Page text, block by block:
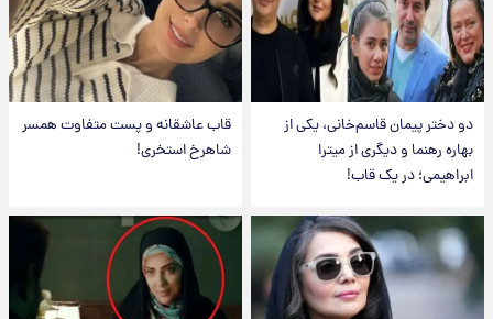
دو دختر پیمان قاسم‌خانی، یکی از
بهاره رهنما و دیگری از میترا
ابراهیمی؛ در یک قاب!
قاب عاشقانه و پست متفاوت همسر
شاهرخ استخری!